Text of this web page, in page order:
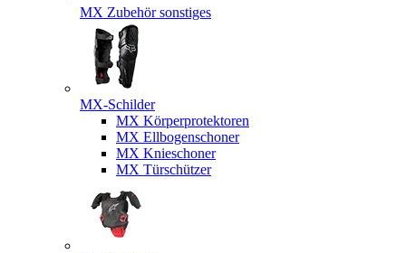
MX Zubehör sonstiges
MX-Schilder
MX Körperprotektoren
MX Ellbogenschoner
MX Knieschoner
MX Türschützer